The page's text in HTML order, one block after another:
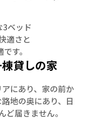
ベッド
適さと
す。
貸しの家
にあり、家の前か
地の奥にあり、日
届きません。